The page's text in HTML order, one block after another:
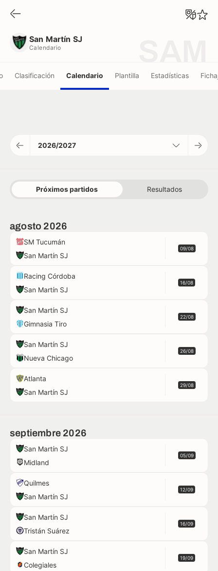
San Martín SJ
Calendario
Clasificación Calendario Plantilla Estadísticas
2026/2027
Próximos partidos Resultados
agosto 2026
SM Tucumán
San Martín SJ
09/08
Racing Córdoba
San Martín SJ
16/08
San Martín SJ
Gimnasia Tiro
22/08
San Martín SJ
Nueva Chicago
26/08
Atlanta
San Martín SJ
29/08
septiembre 2026
San Martín SJ
Midland
05/09
Quilmes
San Martín SJ
12/09
San Martín SJ
Tristán Suárez
16/09
San Martín SJ
Colegiales
19/09